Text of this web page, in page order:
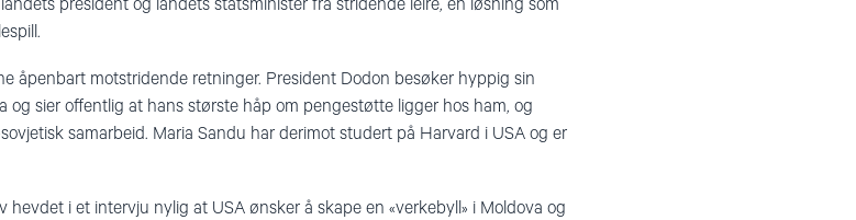
president og landets statsminister fra stridende leire, en løsning som
åpenbart motstridende retninger. President Dodon besøker hyppig sin
sier offentlig at hans største håp om pengestøtte ligger hos ham, og
samarbeid. Maria Sandu har derimot studert på Harvard i USA og er
hevdet i et intervju nylig at USA ønsker å skape en «verkebyll» i Moldova og